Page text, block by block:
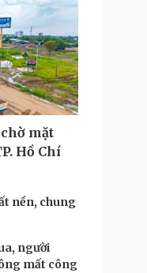
mặt
Hồ Chí
nền, chung
người
mất công